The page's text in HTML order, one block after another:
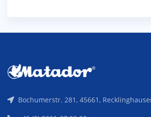
Bochumerstr. 281, 45661,